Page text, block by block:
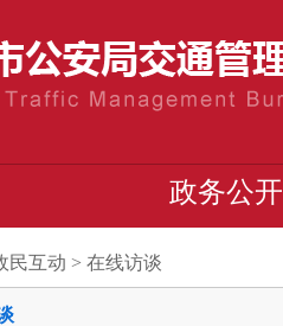
政务公开
民互动 > 在线访谈